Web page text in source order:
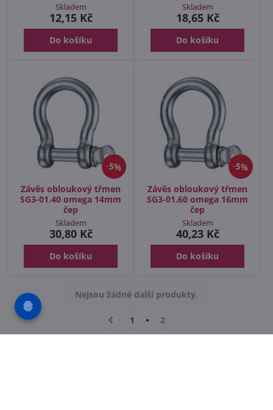
Skladem
12,15 Kč
Do košíku
Skladem
18,65 Kč
Do košíku
5%
Závěs obloukový třmen
SG3-01.40 omega 14mm
čep
Skladem
30,80 Kč
Do košíku
5%
Závěs obloukový třmen
SG3-01.60 omega 16mm
čep
Skladem
40,23 Kč
Do košíku
Nejsou žádné další produkty.
1 2